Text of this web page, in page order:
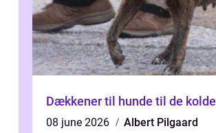
Dækkener til hunde til de
08 june 2026
Albert Pilgaard